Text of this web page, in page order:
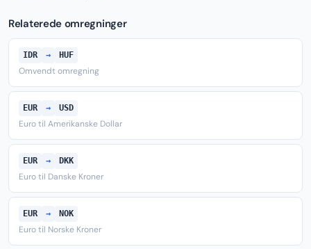
Relaterede omregninger
IDR → HUF
Omvendt omregning
EUR → USD
Euro til Amerikanske Dollar
EUR → DKK
Euro til Danske Kroner
EUR → NOK
Euro til Norske Kroner